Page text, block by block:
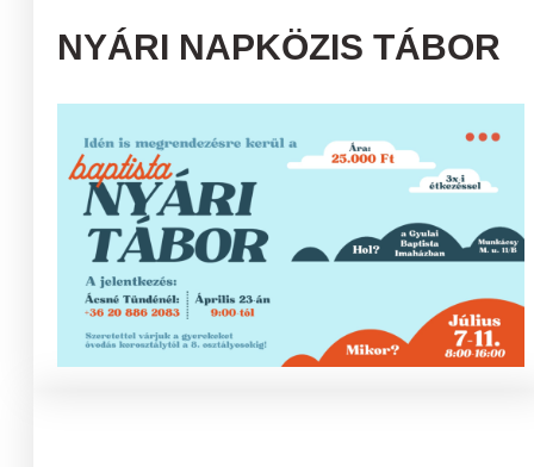
NYÁRI NAPKÖZIS TÁBOR